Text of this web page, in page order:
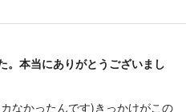
。本当にありがとうございまし
なかったんです)きっかけがこの